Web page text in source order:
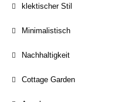
klektischer Stil
Minimalistisch
Nachhaltigkeit
Cottage Garden